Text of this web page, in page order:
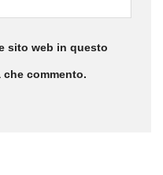
sito web in questo
commento.